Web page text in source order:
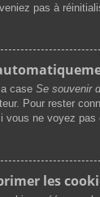
pas à
case Se souvenir
Pour rester
ne voyez pas
les